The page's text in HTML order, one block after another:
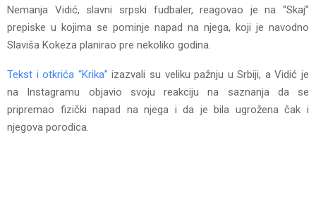
Nemanja Vidić, slavni srpski fudbaler, reagovao je na “Skaj”
prepiske u kojima se pominje napad na njega, koji je navodno
Slaviša Kokeza planirao pre nekoliko godina.
Tekst i otkrića “Krika” izazvali su veliku pažnju u Srbiji, a Vidić je
na Instagramu objavio svoju reakciju na saznanja da se
pripremao fizički napad na njega i da je bila ugrožena čak i
njegova porodica.